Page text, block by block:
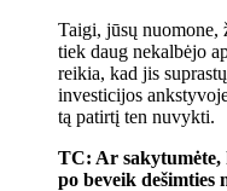
Taigi, jūsų nuomone,
tiek daug nekalbėjo
reikia, kad jis
investicijos
tą patirtį ten nuvykti.
TC: Ar sakytumėte,
po beveik dešimties